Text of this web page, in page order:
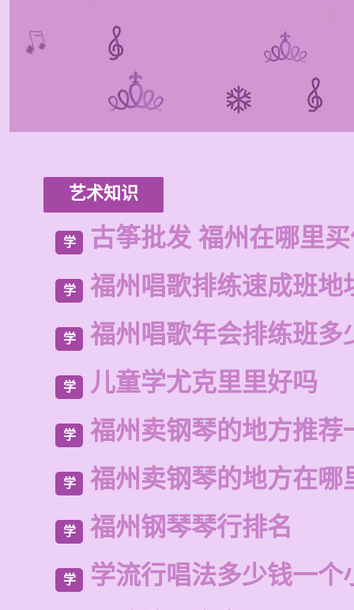
艺术知识
学 古筝批发 福州在哪里
学 福州唱歌排练速成班地
学 福州唱歌年会排练班多
学 儿童学尤克里里好吗
学 福州卖钢琴的地方推荐
学 福州卖钢琴的地方在哪
学 福州钢琴琴行排名
学
学流行唱法多少钱一个